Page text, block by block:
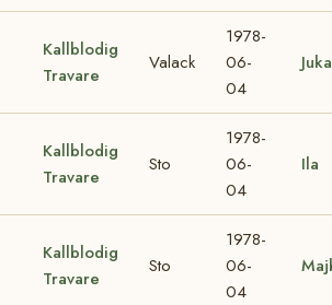
Kallblodig
Travare
Valack
1978-
06-
04
Juka
Kallblodig
Travare
Sto
1978-
06-
04
Ila
Kallblodig
Travare
Sto
1978-
06-
04